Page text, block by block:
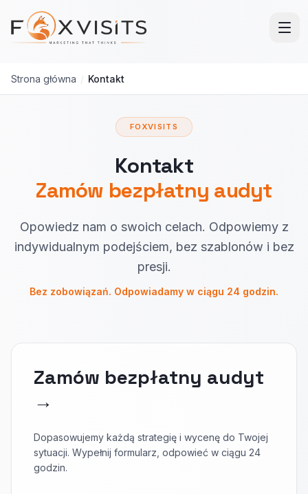
Przejdź do treści głównej
Strona główna / Kontakt
FOXVISITS
Kontakt
Zamów bezpłatny audyt
Opowiedz nam o swoich celach. Odpowiemy z
indywidualnym podejściem, bez szablonów i bez
presji.
Bez zobowiązań. Odpowiadamy w ciągu 24 godzin.
Zamów bezpłatny audyt
→
Dopasowujemy każdą strategię i wycenę do Twojej
sytuacji. Wypełnij formularz, odpowieć w ciągu 24
godzin.